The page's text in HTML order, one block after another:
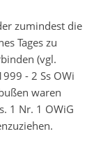
zumindest die
Tages zu
(vgl.
- 2 Ss OWi
waren
1 Nr. 1 OWiG